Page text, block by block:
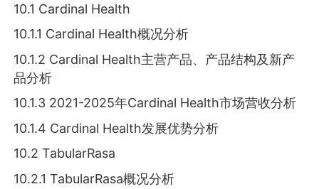
10.1 Cardinal Health
10.1.1 Cardinal Health概况分析
10.1.2 Cardinal Health主营产品、产品结构及新产
品分析
10.1.3 2021-2025年Cardinal Health市场营收分析
10.1.4 Cardinal Health发展优势分析
10.2 TabularRasa
10.2.1 TabularRasa概况分析